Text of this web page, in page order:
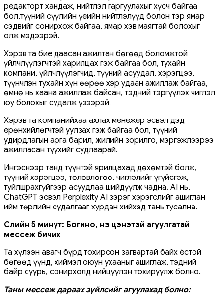
редакторт хандаж, нийтлэл гаргуулахыг хүсч байгаа
бол,түүний сүүлийн үеийн нийтлэлүүд болон тэр ямар
сэдвийг сонирхож байгаа, ямар хэв маягтай болохыг
олж мэдээрэй.
Хэрэв та бие даасан ажилтан бөгөөд боломжтой
үйлчлүүлэгчтэй харилцах гэж байгаа бол, тухайн
компани, үйлчлүүлэгчид, түүний асуудал, хэрэгцээ,
түүнчлэн тухайн хүн өөрөө хэр удаан ажиллаж байгаа,
өмнө нь хаана ажиллаж байсан, тэдний тэргүүлэх чиглэл
юу болохыг судалж үзээрэй.
Хэрэв та компанийхаа ахлах менежер эсвэл дэд
ерөнхийлөгчтэй уулзах гэж байгаа бол, түүний
удирдлагын арга барил, жилийн зорилго, мэргэжлээрээ
ажилласан түүхийг судлаарай.
Ингэснээр танд түүнтэй ярилцахад дөхөмтэй болж,
түүний хэрэгцээ, төлөвлөгөө, чиглэлийг үгүйсгэж,
туйлшрахгүйгээр асуудлаа шийдүүлж чадна. AI нь,
ChatGPT эсвэл Perplexity AI зэрэг хэрэгслийг ашиглан
ийм төрлийн судалгааг хурдан хийхэд тань тусална.
Сүүлийн 5 минут: Богино, үнэ цэнэтэй агуулгатай
мессеж бичих
Та хүлээн авагч бүрд тохирсон загвартай байх ёстой
бөгөөд үүнд, хиймэл оюун ухааныг ашиглаж, тэдний
байр суурь, сонирхолд нийцүүлэн тохируулж болно.
Таны мессеж дараах зүйлсийг агуулахад болно: